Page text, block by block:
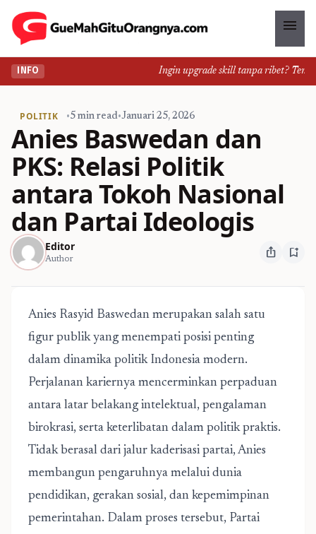
menu
INFO Ingin upgrade skill tanpa ribet?
POLITIK •5 min read•Januari 25, 2026
Anies Baswedan dan
PKS: Relasi Politik
antara Tokoh Nasional
dan Partai Ideologis
Editor
Author ios_share bookmark_add
Anies Rasyid Baswedan merupakan salah satu
figur publik yang menempati posisi penting
dalam dinamika politik Indonesia modern.
Perjalanan kariernya mencerminkan perpaduan
antara latar belakang intelektual, pengalaman
birokrasi, serta keterlibatan dalam politik praktis.
Tidak berasal dari jalur kaderisasi partai, Anies
membangun pengaruhnya melalui dunia
pendidikan, gerakan sosial, dan kepemimpinan
pemerintahan. Dalam proses tersebut, Partai